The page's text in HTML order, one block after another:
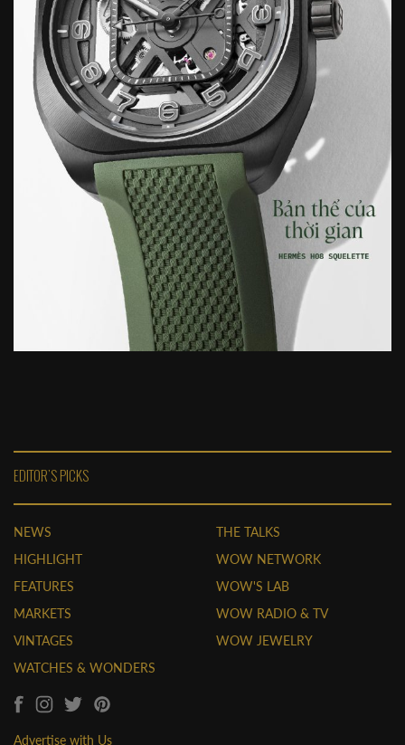
EDITOR'S PICKS
NEWS
HIGHLIGHT
FEATURES
MARKETS
VINTAGES
WATCHES & WONDERS
THE TALKS
WOW NETWORK
WOW'S LAB
WOW RADIO & TV
WOW JEWELRY
Advertise with Us